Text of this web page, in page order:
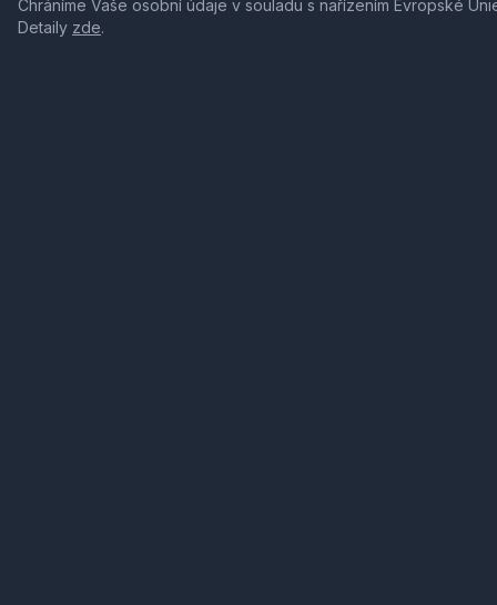
Chráníme Vaše osobní údaje v souladu s nařízením Evropské
Detaily zde.